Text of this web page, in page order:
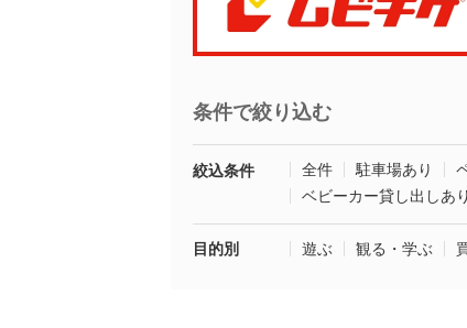
条件で絞り込む
絞込条件 全件 駐車場あり
ベビーカー貸し出しあり
目的別 遊ぶ 観る・学ぶ